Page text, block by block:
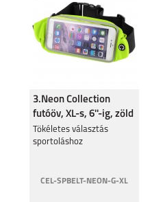
3.Neon Collection
futóöv, XL-s, 6''-ig, zöld
Tökéletes választás
sportoláshoz
CEL-SPBELT-NEON-G-XL